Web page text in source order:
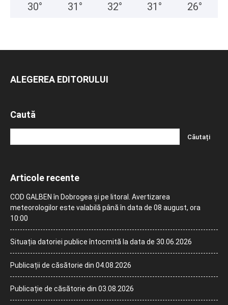
30° 31 ° 32° 31 ° 26°
ALEGEREA EDITORULUI
Caută
Articole recente
COD GALBEN în Dobrogea și pe litoral. Avertizarea
meteorologilor este valabilă până în data de 08 august, ora
10:00
Situația datoriei publice întocmită la data de 30.06.2026
Publicații de căsătorie din 04.08.2026
Publicație de căsătorie din 03.08.2026